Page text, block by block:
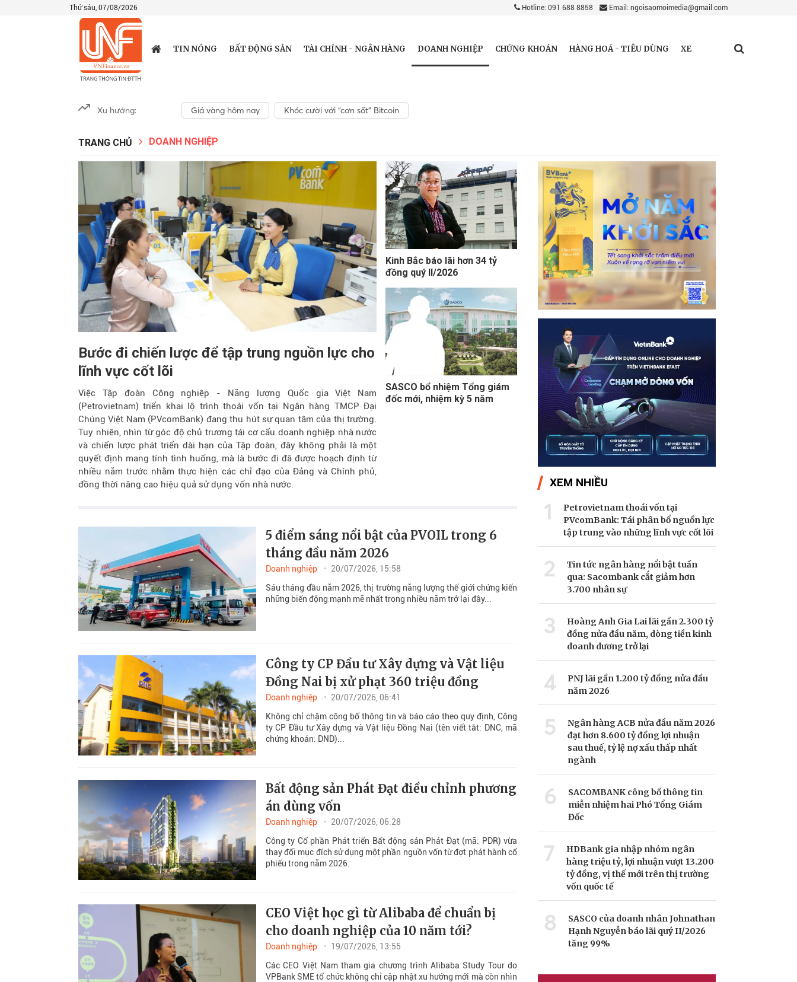
Thứ sáu, 07/08/2026 Hotline: 091 688 8858 Email: ngoisaomoimedia@gmail.com
TIN NÓNG BẤT ĐỘNG SẢN TÀI CHÍNH - NGÂN HÀNG DOANH NGHIỆP CHỨNG KHOÁN HÀNG HOÁ - TIÊU DÙNG XE
Xu hướng: Giá vàng hôm nay Khóc cười với “cơn sốt” Bitcoin
TRANG CHỦ DOANH NGHIỆP
Bước đi chiến lược để tập trung nguồn lực cho
lĩnh vực cốt lõi
Việc Tập đoàn Công nghiệp - Năng lượng Quốc gia Việt Nam
(Petrovietnam) triển khai lộ trình thoái vốn tại Ngân hàng TMCP Đại
Chúng Việt Nam (PVcomBank) đang thu hút sự quan tâm của thị trường.
Tuy nhiên, nhìn từ góc độ chủ trương tái cơ cấu doanh nghiệp nhà nước
và chiến lược phát triển dài hạn của Tập đoàn, đây không phải là một
quyết định mang tính tình huống, mà là bước đi đã được hoạch định từ
nhiều năm trước nhằm thực hiện các chỉ đạo của Đảng và Chính phủ,
đồng thời nâng cao hiệu quả sử dụng vốn nhà nước.
Kinh Bắc báo lãi hơn 34 tỷ
đồng quý II/2026
SASCO bổ nhiệm Tổng giám
đốc mới, nhiệm kỳ 5 năm
5 điểm sáng nổi bật của PVOIL trong 6
tháng đầu năm 2026
Doanh nghiệp
20/07/2026, 15:58
Sáu tháng đầu năm 2026, thị trường năng lượng thế giới chứng kiến
những biến động mạnh mẽ nhất trong nhiều năm trở lại đây...
Công ty CP Đầu tư Xây dựng và Vật liệu
Đồng Nai bị xử phạt 360 triệu đồng
Doanh nghiệp
20/07/2026, 06:41
Không chỉ chậm công bố thông tin và báo cáo theo quy định, Công
ty CP Đầu tư Xây dựng và Vật liệu Đồng Nai (tên viết tắt: DNC, mã
chứng khoán: DND)...
Bất động sản Phát Đạt điều chỉnh phương
án dùng vốn
Doanh nghiệp
20/07/2026, 06:28
Công ty Cổ phần Phát triển Bất động sản Phát Đạt (mã: PDR) vừa
thay đổi mục đích sử dụng một phần nguồn vốn từ đợt phát hành cổ
phiếu trong năm 2026.
CEO Việt học gì từ Alibaba để chuẩn bị
cho doanh nghiệp của 10 năm tới?
Doanh nghiệp
19/07/2026, 13:55
Các CEO Việt Nam tham gia chương trình Alibaba Study Tour do
VPBank SME tổ chức không chỉ cập nhật xu hướng mới mà còn nhìn
XEM NHIỀU
1
Petrovietnam thoái vốn tại
PVcomBank: Tái phân bổ nguồn lực
tập trung vào những lĩnh vực cốt lõi
2
Tin tức ngân hàng nổi bật tuần
qua: Sacombank cắt giảm hơn
3.700 nhân sự
3
Hoàng Anh Gia Lai lãi gần 2.300 tỷ
đồng nửa đầu năm, dòng tiền kinh
doanh dương trở lại
4
PNJ lãi gần 1.200 tỷ đồng nửa đầu
năm 2026
5
Ngân hàng ACB nửa đầu năm 2026
đạt hơn 8.600 tỷ đồng lợi nhuận
sau thuế, tỷ lệ nợ xấu thấp nhất
ngành
6
SACOMBANK công bố thông tin
miễn nhiệm hai Phó Tổng Giám
Đốc
7
HDBank gia nhập nhóm ngân
hàng triệu tỷ, lợi nhuận vượt 13.200
tỷ đồng, vị thế mới trên thị trường
vốn quốc tế
8
SASCO của doanh nhân Johnathan
Hạnh Nguyễn báo lãi quý II/2026
tăng 99%